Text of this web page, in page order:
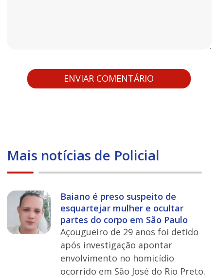
Mais notícias de Policial
Baiano é preso suspeito de
esquartejar mulher e ocultar
partes do corpo em São Paulo
Açougueiro de 29 anos foi detido
após investigação apontar
envolvimento no homicídio
ocorrido em São José do Rio Preto.